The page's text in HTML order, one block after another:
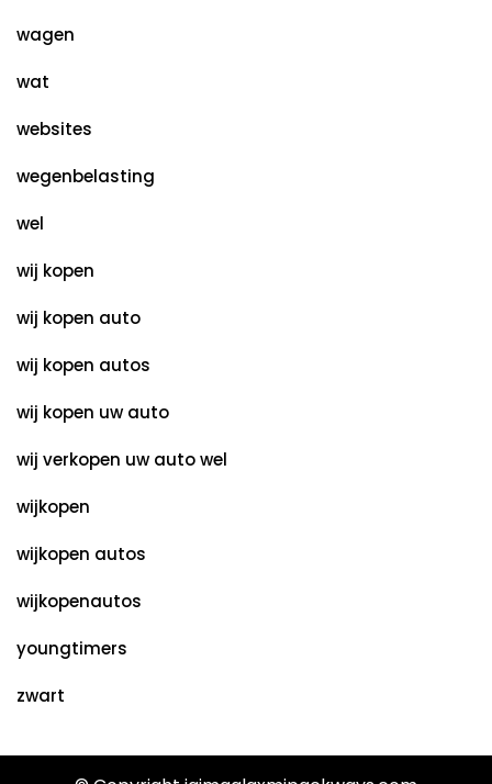
wagen
wat
websites
wegenbelasting
wel
wij kopen
wij kopen auto
wij kopen autos
wij kopen uw auto
wij verkopen uw auto wel
wijkopen
wijkopen autos
wijkopenautos
youngtimers
zwart